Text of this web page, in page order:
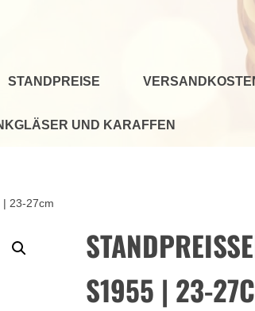
STANDPREISE
UND KARAFFEN
| 23-27cm
S1955 | 23-